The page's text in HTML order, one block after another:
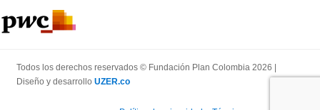
Todos los derechos reservados © Fundación Plan Colombia 2026 |
Diseño y desarrollo UZER.co